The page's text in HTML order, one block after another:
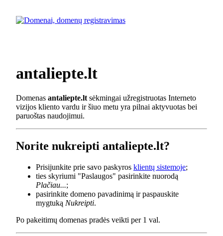
antaliepte.lt
Domenas antaliepte.lt sėkmingai užregistruotas Interneto
vizijos kliento vardu ir šiuo metu yra pilnai aktyvuotas bei
paruoštas naudojimui.
Norite nukreipti antaliepte.lt?
Prisijunkite prie savo paskyros klientų sistemoje;
ties skyriumi "Paslaugos" pasirinkite nuorodą
Plačiau...;
pasirinkite domeno pavadinimą ir paspauskite
mygtuką Nukreipti.
Po pakeitimų domenas pradės veikti per 1 val.